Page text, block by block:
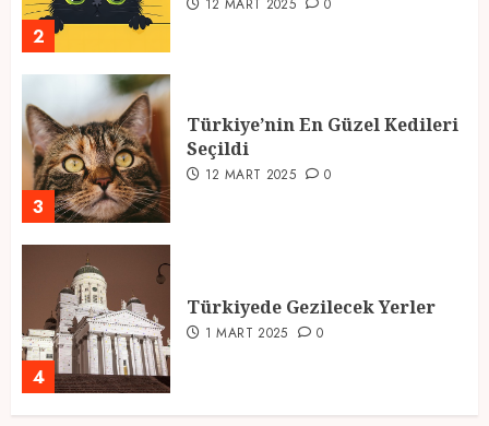
2
3
Seçildi
12 MART 2025
4
1 MART 2025 0